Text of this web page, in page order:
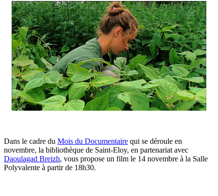
Dans le cadre du Mois du Documentaire qui se déroule en
novembre, la bibliothèque de Saint-Eloy, en partenariat avec
Daoulagad Breizh, vous propose un film le 14 novembre à la Salle
Polyvalente à partir de 18h30.